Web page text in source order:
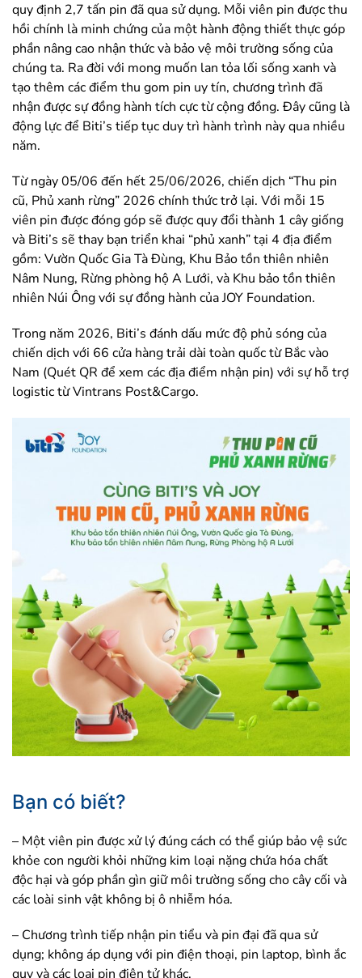
quy định 2,7 tấn pin đã qua sử dụng. Mỗi viên pin được thu
hồi chính là minh chứng của một hành động thiết thực góp
phần nâng cao nhận thức và bảo vệ môi trường sống của
chúng ta. Ra đời với mong muốn lan tỏa lối sống xanh và
tạo thêm các điểm thu gom pin uy tín, chương trình đã
nhận được sự đồng hành tích cực từ cộng đồng. Đây cũng là
động lực để Biti’s tiếp tục duy trì hành trình này qua nhiều
năm.
Từ ngày 05/06 đến hết 25/06/2026, chiến dịch “Thu pin
cũ, Phủ xanh rừng” 2026 chính thức trở lại. Với mỗi 15
viên pin được đóng góp sẽ được quy đổi thành 1 cây giống
và Biti’s sẽ thay bạn triển khai “phủ xanh” tại 4 địa điểm
gồm: Vườn Quốc Gia Tà Đùng, Khu Bảo tồn thiên nhiên
Nâm Nung, Rừng phòng hộ A Lưới, và Khu bảo tồn thiên
nhiên Núi Ông với sự đồng hành của JOY Foundation.
Trong năm 2026, Biti’s đánh dấu mức độ phủ sóng của
chiến dịch với 66 cửa hàng trải dài toàn quốc từ Bắc vào
Nam (Quét QR để xem các địa điểm nhận pin) với sự hỗ trợ
logistic từ Vintrans Post&Cargo.
Bạn có biết?
– Một viên pin được xử lý đúng cách có thể giúp bảo vệ sức
khỏe con người khỏi những kim loại nặng chứa hóa chất
độc hại và góp phần gìn giữ môi trường sống cho cây cối và
các loài sinh vật không bị ô nhiễm hóa.
– Chương trình tiếp nhận pin tiểu và pin đại đã qua sử
dụng; không áp dụng với pin điện thoại, pin laptop, bình ắc
quy và các loại pin điện tử khác.